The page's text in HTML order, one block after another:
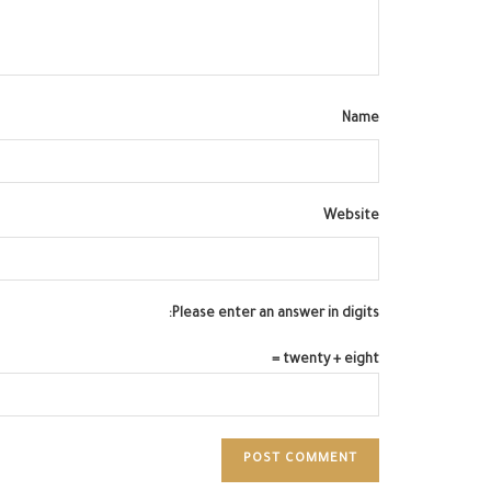
Name
Website
Please enter an answer in digits:
twenty + eight =